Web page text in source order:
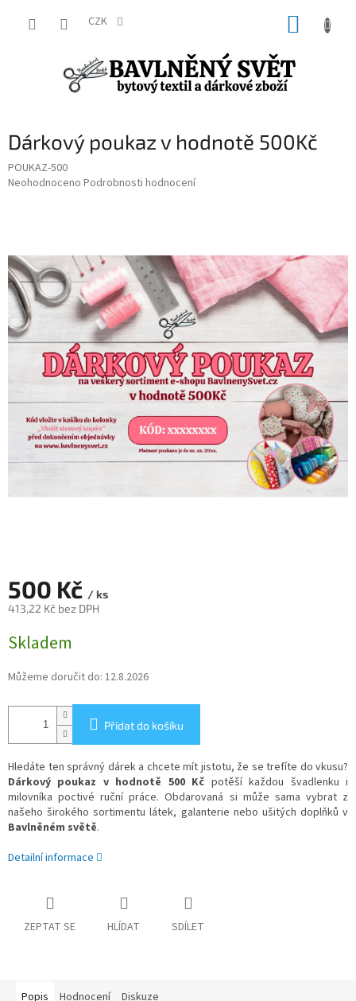
CZK
Dárkový poukaz v hodnotě 500Kč
POUKAZ-500
Průměrné
z
5
hvězdiček.
Neohodnoceno Podrobnosti hodnocení
500 Kč / ks
413,22 Kč bez DPH
cena:
Skladem
Můžeme doručit do: 12.8.2026
Přidat do košíku
Hledáte ten správný dárek a chcete mít jistotu, že se trefíte do vkusu?
Dárkový poukaz v hodnotě 500 Kč potěší každou švadlenku i
milovníka poctivé ruční práce. Obdarovaná si může sama vybrat z
našeho širokého sortimentu látek, galanterie nebo ušitých doplňků v
Bavlněném světě.
Detailní informace
ZEPTAT SE HLÍDAT SDÍLET
Popis Hodnocení Diskuze